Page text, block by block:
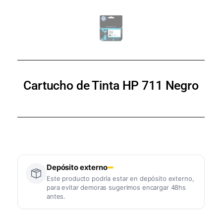
Cartucho de Tinta HP 711 Negro
Depósito externo
Este producto podría estar en depósito externo,
para evitar demoras sugerimos encargar 48hs
antes.